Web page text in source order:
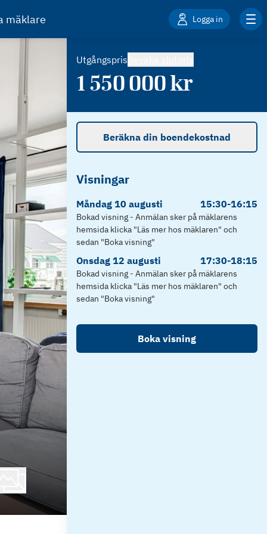
mäklare Logga in
Utgångspris
1 550 000kr
Beräkna din boendekostnad
Visningar
Måndag 10 augusti 15:30-16:15
Bokad visning - Anmälan sker på mäklarens
hemsida klicka "Läs mer hos mäklaren" och
sedan "Boka visning"
Onsdag 12 augusti 17:30-18:15
Bokad visning - Anmälan sker på mäklarens
hemsida klicka "Läs mer hos mäklaren" och
sedan "Boka visning"
Boka visning